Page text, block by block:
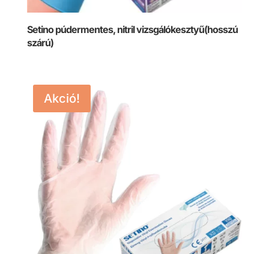
Setino púdermentes, nitril vizsgálókesztyű(hosszú
szárú)
Akció!